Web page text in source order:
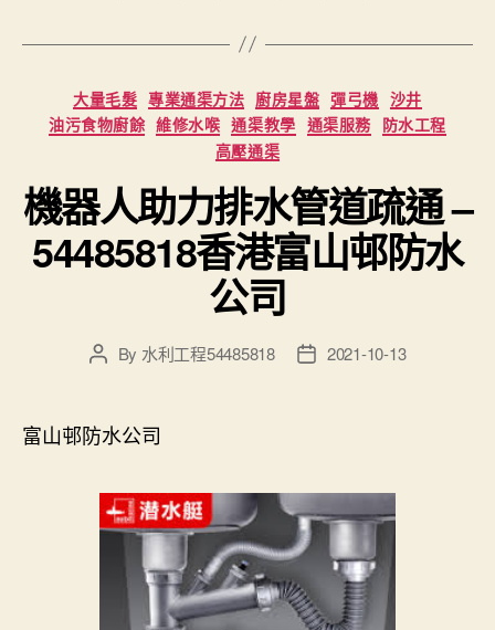
Categories
大量毛髮 專業通渠方法 廚房星盤 彈弓機 沙井
油污食物廚餘 維修水喉 通渠教學 通渠服務 防水工程
高壓通渠
機器人助力排水管道疏通 –
54485818香港富山邨防水
公司
PostBy 水利工程54485818
Post2021-10-13
富山邨防水公司